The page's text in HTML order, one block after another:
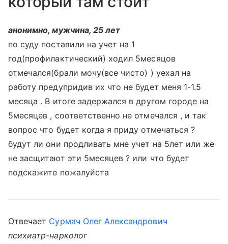
анонимно, мужчина, 25 лет
по суду поставили на учет на 1
год(профилактический) ходил 5месяцов
отмечался(брали мочу(все чисто) ) уехал на
работу предупридив их что не будет меня 1-1.5
месяца . В итоге задержался в другом городе на
5месяцев , соответственно не отмечался , и так
вопрос что будет когда я приду отмечаться ?
будут ли они продливать мне учет на 5лет или же
не засщитают эти 5месяцев ? или что будет
подскажите пожалуйста
Отвечает Сурмач Олег Александрович
психиатр-нарколог